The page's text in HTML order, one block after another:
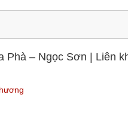
Phà – Ngọc Sơn | Liên